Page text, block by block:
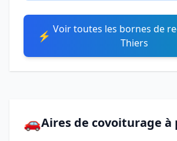
⚡ Voir toutes les bornes de
Thiers
🚗Aires de covoiturage